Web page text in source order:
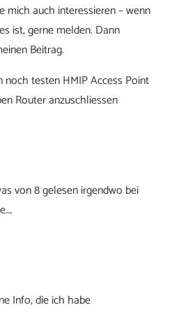
mich auch interessieren – wenn
ist, gerne melden. Dann
Beitrag.
noch testen HMIP Access Point
Router anzuschliessen
von 8 gelesen irgendwo bei
Info, die ich habe